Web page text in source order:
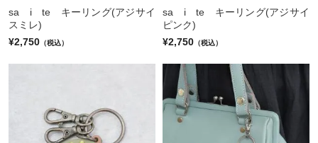
sa i te キーリング(アジサイ
スミレ)
¥2,750 （税込）
sa i te キーリング(アジサイ
ピンク)
¥2,750 （税込）